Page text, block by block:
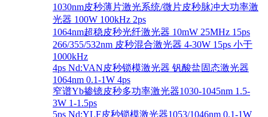
1030nm皮秒薄片激光系统/微片皮秒脉冲大功率激
光器 100W 100kHz 2ps
1064nm超稳皮秒光纤激光器 10mW 25MHz 15ps
266/355/532nm 皮秒混合激光器 4-30W 15ps 小于
1000kHz
4ps Nd:VAN皮秒锁模激光器 钒酸盐固态激光器
1064nm 0.1-1W 4ps
窄谱Yb掺镱皮秒多功率激光器1030-1045nm 1.5-
3W 1-1.5ps
5ps Nd:YLF皮秒锁模激光器1053/1046nm 0.1-1W